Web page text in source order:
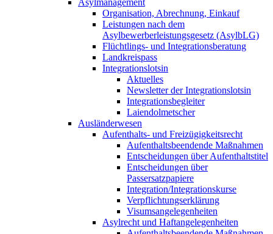
Asylmanagement
Organisation, Abrechnung, Einkauf
Leistungen nach dem
Asylbewerberleistungsgesetz (AsylbLG)
Flüchtlings- und Integrationsberatung
Landkreispass
Integrationslotsin
Aktuelles
Newsletter der Integrationslotsin
Integrationsbegleiter
Laiendolmetscher
Ausländerwesen
Aufenthalts- und Freizügigkeitsrecht
Aufenthaltsbeendende Maßnahmen
Entscheidungen über Aufenthaltstitel
Entscheidungen über
Passersatzpapiere
Integration/Integrationskurse
Verpflichtungserklärung
Visumsangelegenheiten
Asylrecht und Haftangelegenheiten